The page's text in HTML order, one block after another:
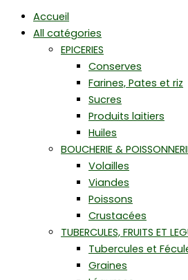
Accueil
All catégories
EPICERIES
Conserves
Farines, Pates et riz
Sucres
Produits laitiers
Huiles
BOUCHERIE &
Volailles
Viandes
Poissons
Crustacées
TUBERCULES, FRUITS ET
Tubercules et
Graines